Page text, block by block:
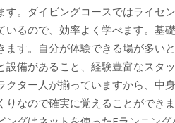
。ダイビングコースではライセ
るので、効率よく学べます。基
す。自分が体験できる場が多い
備があること、経験豊富なスタ
ター人が揃っていますから、中
なので確実に覚えることができ